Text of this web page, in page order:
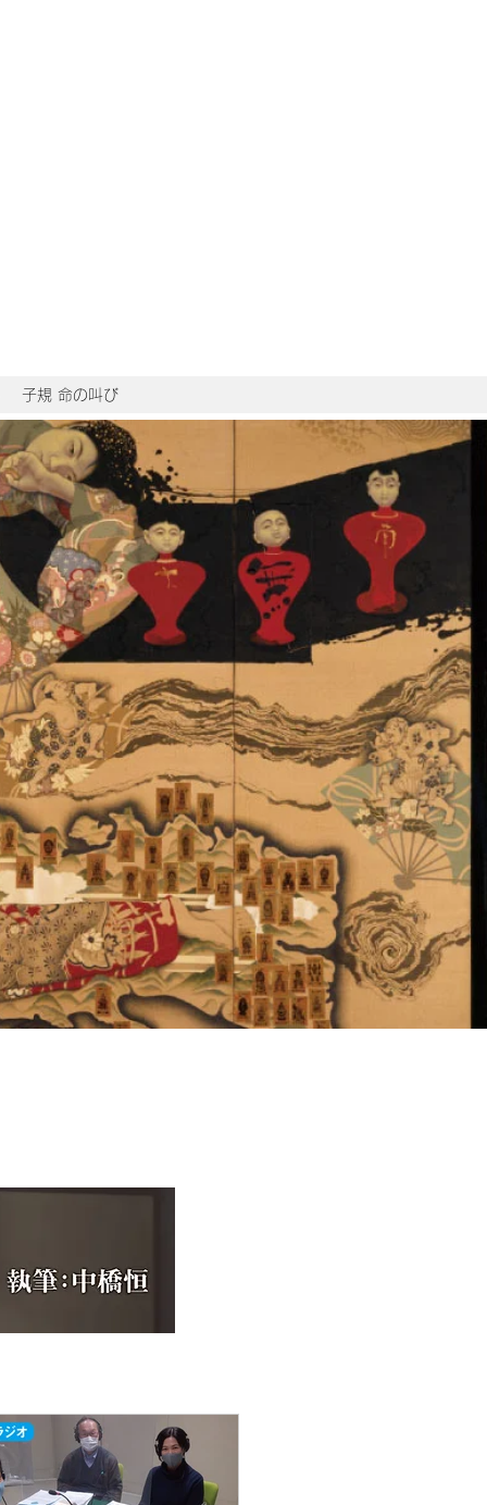
子規 命の叫び